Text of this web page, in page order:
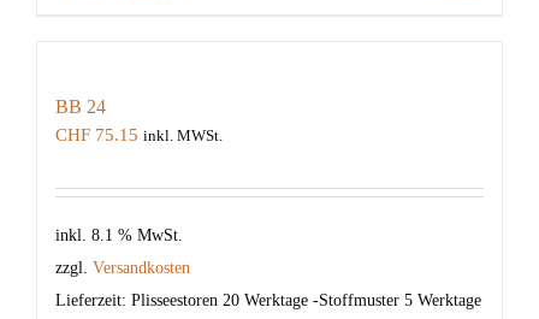
BB 24
CHF 75.15 inkl. MWSt.
inkl. 8.1 % MwSt.
zzgl. Versandkosten
Lieferzeit: Plisseestoren 20 Werktage -Stoffmuster 5 Werktage